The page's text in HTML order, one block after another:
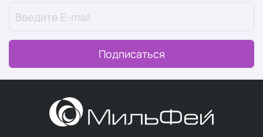
Подписаться